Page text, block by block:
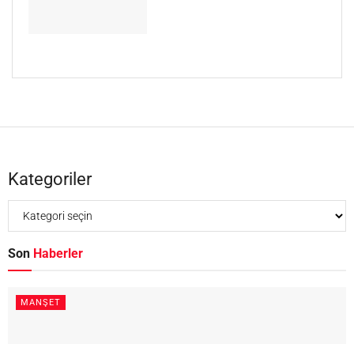
Kategoriler
Son Haberler
MANŞET